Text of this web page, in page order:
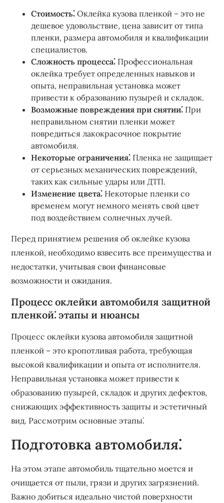
Стоимость⁚ Оклейка кузова пленкой – это не
дешевое удовольствие, цена зависит от типа
пленки, размера автомобиля и квалификации
специалистов.
Сложность процесса⁚ Профессиональная
оклейка требует определенных навыков и
опыта, неправильная установка может
привести к образованию пузырей и складок.
Возможные повреждения при снятии⁚ При
неправильном снятии пленки может
повредиться лакокрасочное покрытие
автомобиля.
Некоторые ограничения⁚ Пленка не защищает
от серьезных механических повреждений,
таких как сильные удары или ДТП.
Изменение цвета⁚ Некоторые пленки со
временем могут немного менять свой цвет
под воздействием солнечных лучей.
Перед принятием решения об оклейке кузова
пленкой, необходимо взвесить все преимущества и
недостатки, учитывая свои финансовые
возможности и ожидания.
Процесс оклейки автомобиля защитной
пленкой⁚ этапы и нюансы
Процесс оклейки кузова автомобиля защитной
пленкой – это кропотливая работа, требующая
высокой квалификации и опыта от исполнителя.
Неправильная установка может привести к
образованию пузырей, складок и других дефектов,
снижающих эффективность защиты и эстетичный
вид. Рассмотрим основные этапы⁚
Подготовка автомобиля⁚
На этом этапе автомобиль тщательно моется и
очищается от пыли, грязи и других загрязнений.
Важно добиться идеально чистой поверхности